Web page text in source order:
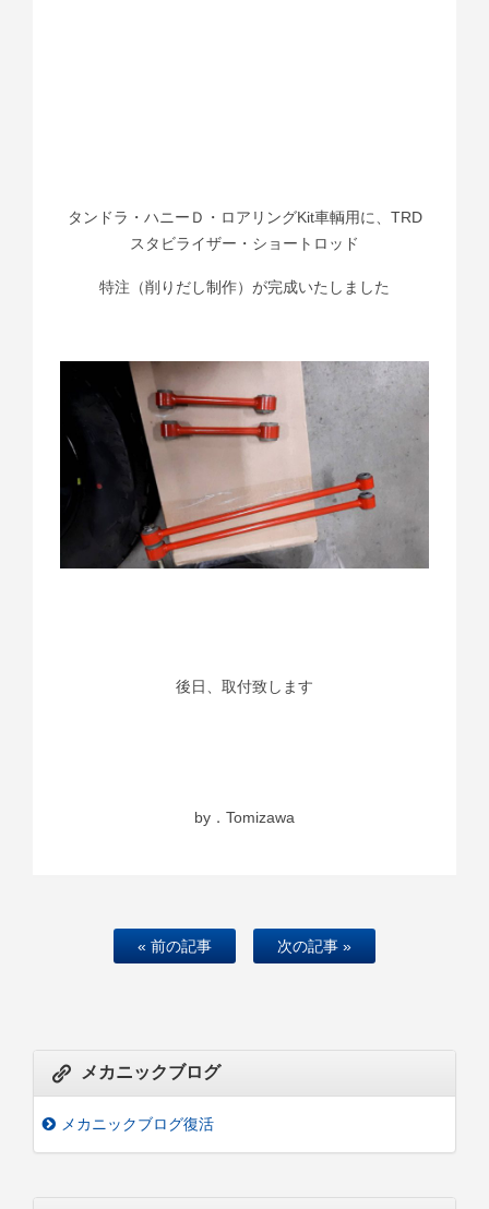
タンドラ・ハニーＤ・ロアリングKit車輌用に、TRD
スタビライザー・ショートロッド
特注（削りだし制作）が完成いたしました
後日、取付致します
by．Tomizawa
« 前の記事 次の記事 »
メカニックブログ
メカニックブログ復活